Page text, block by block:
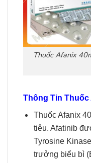
Thuốc Afanix
Thông Tin Thuốc
Thuốc Afanix
tiêu. Afatinib
Tyrosine
trưởng biểu bì